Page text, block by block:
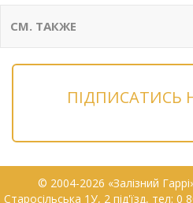
СМ. ТАКЖЕ
ПІДПИСАТИСЬ
© 2004-2026 «Залізний
Старосільська 1У, 2 під'їзд, тел: